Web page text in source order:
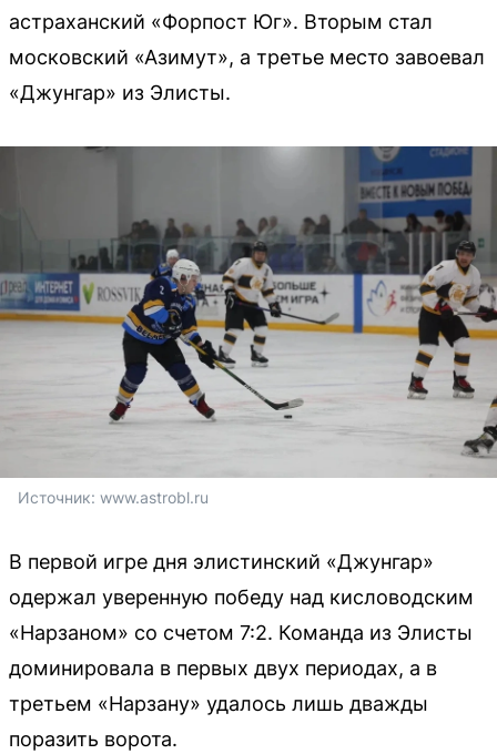
астраханский «Форпост Юг». Вторым стал
московский «Азимут», а третье место завоевал
«Джунгар» из Элисты.
Источник: www.astrobl.ru
В первой игре дня элистинский «Джунгар»
одержал уверенную победу над кисловодским
«Нарзаном» со счетом 7:2. Команда из Элисты
доминировала в первых двух периодах, а в
третьем «Нарзану» удалось лишь дважды
поразить ворота.